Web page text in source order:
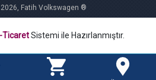
Fatih Volkswagen ®
TicaretSistemi ile Hazırlanmıştır.